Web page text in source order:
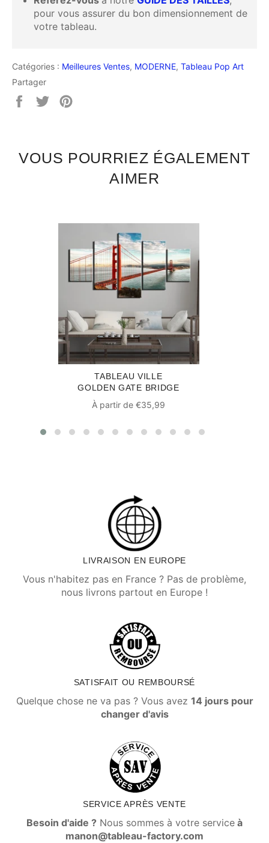
pour vous assurer du bon dimensionnement de
votre tableau.
Catégories : Meilleures Ventes, MODERNE, Tableau Pop Art
Partager
PartagerTweeter
VOUS POURRIEZ ÉGALEMENT
AIMER
TABLEAU VILLE
GOLDEN GATE BRIDGE
À partir de €35,99
LIVRAISON EN EUROPE
Vous n'habitez pas en France ? Pas de problème,
nous livrons partout en Europe !
SATISFAIT OU REMBOURSÉ
Quelque chose ne va pas ? Vous avez 14 jours pour
changer d'avis
SERVICE APRÈS VENTE
Besoin d'aide ? Nous sommes à votre service à
manon@tableau-factory.com